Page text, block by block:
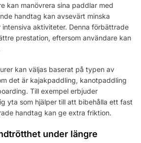
kan manövrera sina paddlar med
handtag kan avsevärt minska
aktiviteter. Denna förbättrade
prestation, eftersom användare kan
kan väljas baserat på typen av
det är kajakpaddling, kanotpaddling
Till exempel erbjuder
yta som hjälper till att bibehålla ett fast
handtag kan ge extra friktion.
under längre